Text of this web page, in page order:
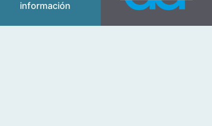
información